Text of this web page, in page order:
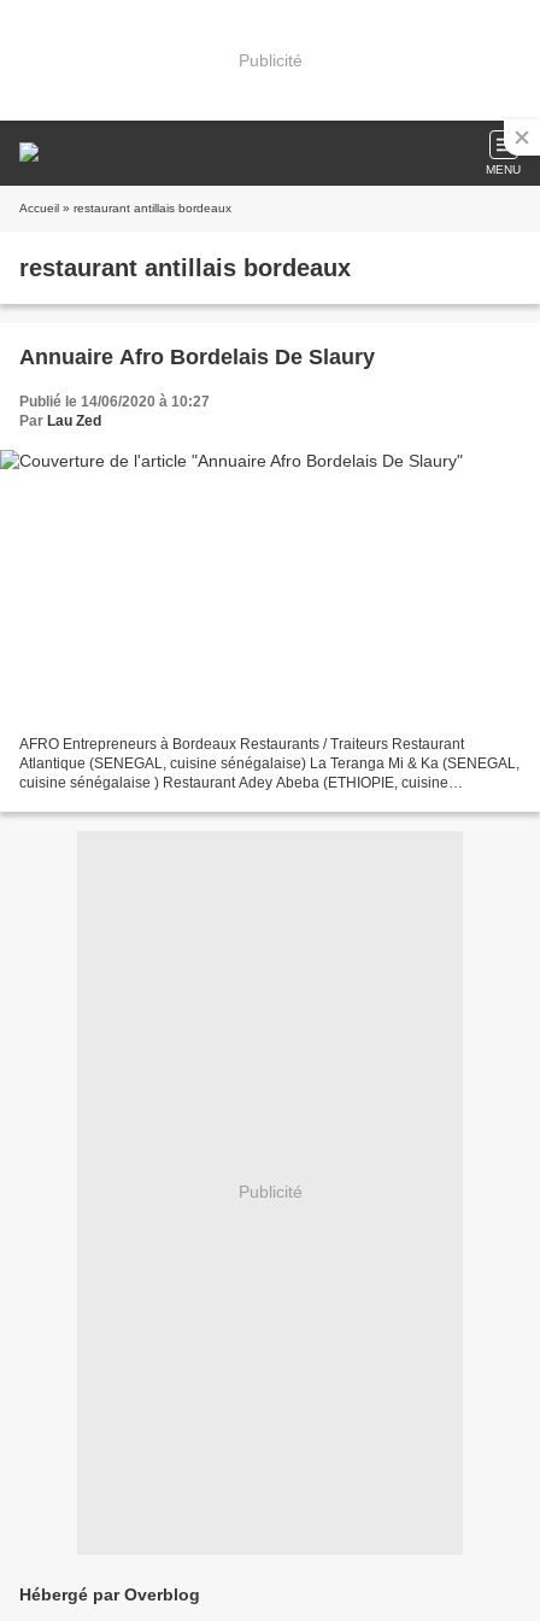
Publicité
MENU
Accueil » restaurant antillais bordeaux
restaurant antillais bordeaux
Annuaire Afro Bordelais De Slaury
Publié le 14/06/2020 à 10:27
Par Lau Zed
AFRO Entrepreneurs à Bordeaux Restaurants / Traiteurs Restaurant
Atlantique (SENEGAL, cuisine sénégalaise) La Teranga Mi & Ka (SENEGAL,
cuisine sénégalaise ) Restaurant Adey Abeba (ETHIOPIE, cuisine
Publicité
Hébergé par Overblog